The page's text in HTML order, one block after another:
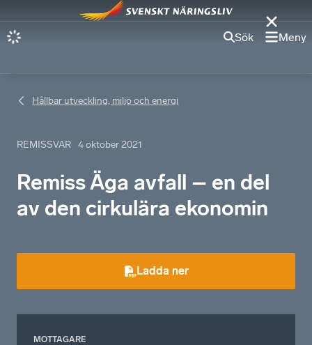
Sök Meny
Hållbar utveckling, miljö och energi
REMISSVAR 4 oktober 2021
Remiss Äga avfall – en del
av den cirkulära ekonomin
Ladda ner
MOTTAGARE